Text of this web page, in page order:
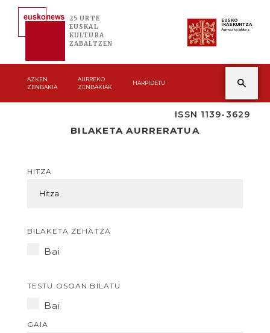
25 URTE
EUSKAL
KULTURA
ZABALTZEN
EUSKO
IKASKUNTZA
Asmoz ta jakitez
AZKEN
ZENBAKIA
AURREKO
ZENBAKIAK
HARPIDETU
ISSN 1139-3629
BILAKETA AURRERATUA
HITZA
BILAKETA ZEHATZA
Bai
TESTU OSOAN BILATU
Bai
GAIA